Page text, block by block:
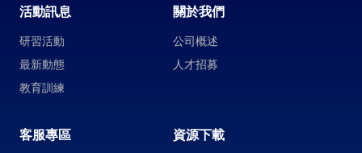
活動訊息
研習活動
最新動態
教育訓練
關於我們
公司概述
人才招募
客服專區 資源下載